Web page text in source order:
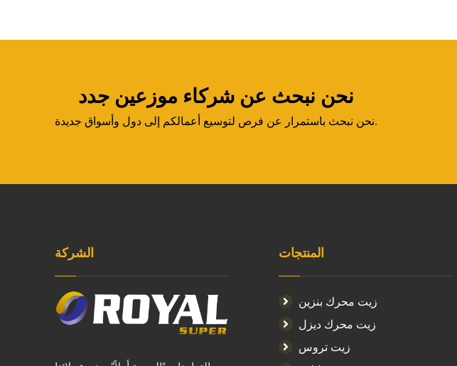
نحن نبحث عن شركاء موزعين جدد
نحن نبحث باستمرار عن فرص لتوسيع أعمالكم إلى دول وأسواق جديدة.
الشركة المنتجات
زيت محرك بنزين
زيت محرك ديزل
زيت تروس